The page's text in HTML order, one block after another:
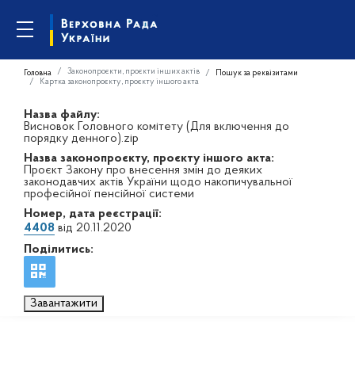
Головна Законопроєкти, проєкти інших актів
Пошук за реквізитами
Картка законопроєкту, проєкту іншого акта
Назва файлу:
Висновок Головного комітету (Для включення до
порядку денного).zip
Назва законопроєкту, проєкту іншого акта:
Проєкт Закону про внесення змін до деяких
законодавчих актів України щодо накопичувальної
професійної пенсійної системи
Номер, дата реєстрації:
4408 від 20.11.2020
Поділитись:
Завантажити